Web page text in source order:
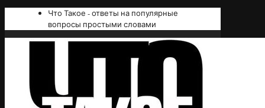
Что Такое - ответы на популярные
вопросы простыми словами